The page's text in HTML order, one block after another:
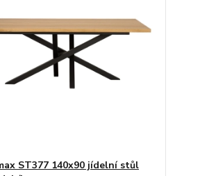
ST377 140x90 jídelní stůl